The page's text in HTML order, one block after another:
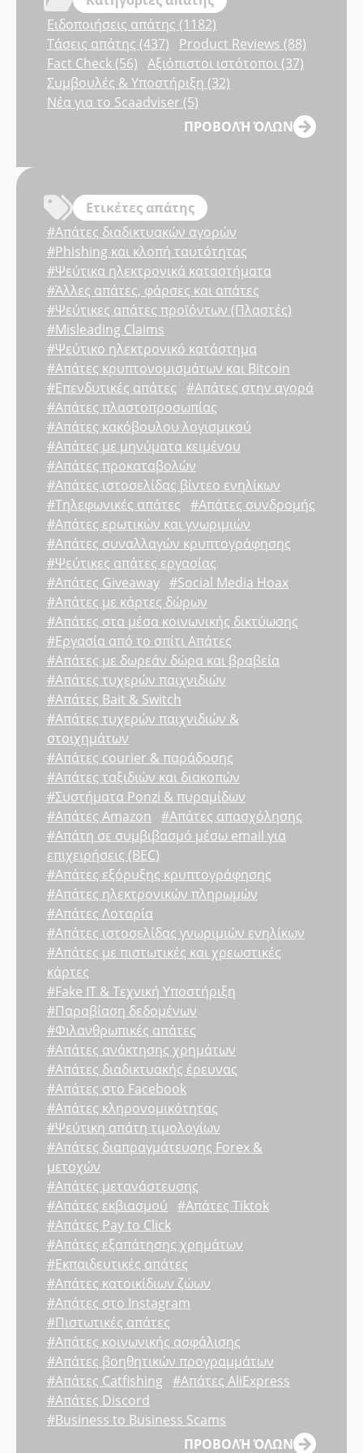
Ειδοποιήσεις απάτης (1182)
Τάσεις απάτης (437)
Product Reviews (88)
Fact Check (56) Αξιόπιστοι ιστότοποι (37)
Συμβουλές & Υποστήριξη (32)
Νέα για το Scaadviser (5)
ΠΡΟΒΟΛΉ ΌΛΩΝ
Ετικέτες απάτης
#Απάτες διαδικτυακών αγορών
#Phishing και κλοπή ταυτότητας
#Ψεύτικα ηλεκτρονικά καταστήματα
#Άλλες απάτες, φάρσες και απάτες
#Ψεύτικες απάτες προϊόντων (Πλαστές)
#Misleading Claims
#Ψεύτικο ηλεκτρονικό κατάστημα
#Απάτες κρυπτονομισμάτων και Bitcoin
#Επενδυτικές απάτες #Απάτες στην αγορά
#Απάτες πλαστοπροσωπίας
#Απάτες κακόβουλου λογισμικού
#Απάτες με μηνύματα κειμένου
#Απάτες προκαταβολών
#Απάτες ιστοσελίδας βίντεο ενηλίκων
#Τηλεφωνικές απάτες #Απάτες συνδρομής
#Απάτες ερωτικών και γνωριμιών
#Απάτες συναλλαγών κρυπτογράφησης
#Ψεύτικες απάτες εργασίας
#Απάτες Giveaway #Social Media Hoax
#Απάτες με κάρτες δώρων
#Απάτες στα μέσα κοινωνικής δικτύωσης
#Εργασία από το σπίτι Απάτες
#Απάτες με δωρεάν δώρα και βραβεία
#Απάτες τυχερών παιχνιδιών
#Απάτες Bait & Switch
#Απάτες τυχερών παιχνιδιών &
στοιχημάτων
#Απάτες courier & παράδοσης
#Απάτες ταξιδιών και διακοπών
#Συστήματα Ponzi & πυραμίδων
#Απάτες Amazon #Απάτες απασχόλησης
#Απάτη σε συμβιβασμό μέσω email για
επιχειρήσεις (BEC)
#Απάτες εξόρυξης κρυπτογράφησης
#Απάτες ηλεκτρονικών πληρωμών
#Απάτες Λοταρία
#Απάτες ιστοσελίδας γνωριμιών ενηλίκων
#Απάτες με πιστωτικές και χρεωστικές
κάρτες
#Fake IT & Τεχνική Υποστήριξη
#Παραβίαση δεδομένων
#Φιλανθρωπικές απάτες
#Απάτες ανάκτησης χρημάτων
#Απάτες διαδικτυακής έρευνας
#Απάτες στο Facebook
#Απάτες κληρονομικότητας
#Ψεύτικη απάτη τιμολογίων
#Απάτες διαπραγμάτευσης Forex &
μετοχών
#Απάτες μετανάστευσης
#Απάτες εκβιασμού #Απάτες Tiktok
#Απάτες Pay to Click
#Απάτες εξαπάτησης χρημάτων
#Εκπαιδευτικές απάτες
#Απάτες κατοικίδιων ζώων
#Απάτες στο Instagram
#Πιστωτικές απάτες
#Απάτες κοινωνικής ασφάλισης
#Απάτες βοηθητικών προγραμμάτων
#Απάτες Catfishing #Απάτες AliExpress
#Απάτες Discord
#Business to Business Scams
ΠΡΟΒΟΛΉ ΌΛΩΝ